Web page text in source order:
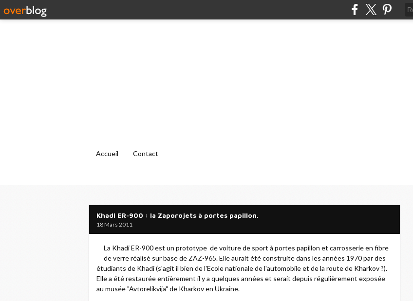
Accueil Contact
Khadi ER-900 : la Zaporojets à portes papillon.
18 Mars 2011
La Khadi ER-900 est un prototype de voiture de sport à portes papillon et carrosserie en fibre
de verre réalisé sur base de ZAZ-965. Elle aurait été construite dans les années 1970 par des
étudiants de Khadi (s'agit il bien de l'Ecole nationale de l'automobile et de la route de Kharkov ?).
Elle a été restaurée entièrement il y a quelques années et serait depuis régulièrement exposée
au musée "Avtorelikvija" de Kharkov en Ukraine.